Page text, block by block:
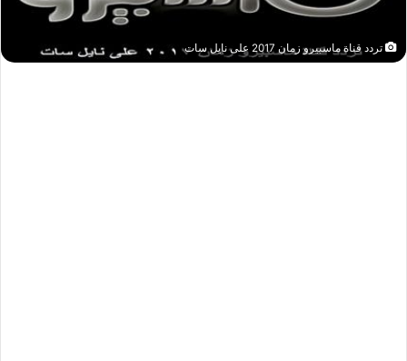
تردد قناة ماسبيرو زمان 2017 على نايل سات